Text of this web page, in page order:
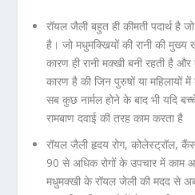
रॉयल जैली बहुत ही कीमती पदार्थ है
है। जो मधुमक्खियों की रानी की
कारण ही रानी मक्खी बनी रहती है
कारण है की जिन पुरुषों या
सब कुछ नार्मल होने के बाद भी यदि
रामबाण दवाई की तरह काम करता है
रॉयल जैली हृदय रोग, कोलेस्ट्रॉल,
90 से अधिक रोगों के उपचार में काम
मधुमक्खी के रॉयल जेली की मदद से